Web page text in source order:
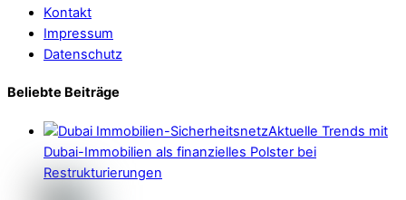
Kontakt
Impressum
Datenschutz
Beliebte Beiträge
Aktuelle Trends mit
Dubai-Immobilien als finanzielles Polster bei
Restrukturierungen